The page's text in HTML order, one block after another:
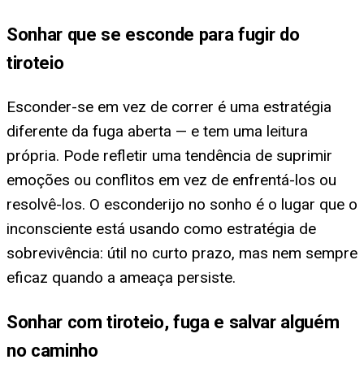
Sonhar que se esconde para fugir do
tiroteio
Esconder-se em vez de correr é uma estratégia
diferente da fuga aberta — e tem uma leitura
própria. Pode refletir uma tendência de suprimir
emoções ou conflitos em vez de enfrentá-los ou
resolvê-los. O esconderijo no sonho é o lugar que o
inconsciente está usando como estratégia de
sobrevivência: útil no curto prazo, mas nem sempre
eficaz quando a ameaça persiste.
Sonhar com tiroteio, fuga e salvar alguém
no caminho